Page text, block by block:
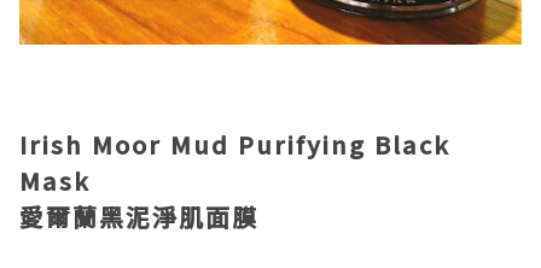
Irish Moor Mud Purifying Black
Mask
愛爾蘭黑泥淨肌面膜